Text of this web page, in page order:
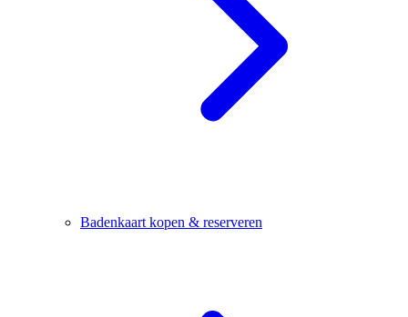
Badenkaart kopen & reserveren